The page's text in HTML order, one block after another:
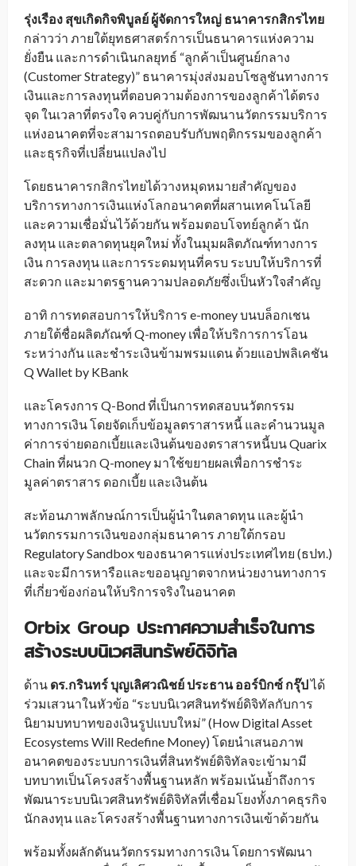
รุ่งเรือง สุขเกิดกิจพิบูลย์ ผู้จัดการใหญ่ ธนาคารกสิกรไทย
กล่าวว่า ภายใต้ยุทธศาสตร์การเป็นธนาคารแห่งความ
ยั่งยืน และการดำเนินกลยุทธ์ “ลูกค้าเป็นศูนย์กลาง
(Customer Strategy)” ธนาคารมุ่งส่งมอบโซลูชันทางการ
เงินและการลงทุนที่ตอบความต้องการของลูกค้าได้ตรง
จุด ในเวลาที่ตรงใจ ควบคู่กับการพัฒนานวัตกรรมบริการ
แห่งอนาคตที่จะสามารถตอบรับกับพฤติกรรมของลูกค้า
และธุรกิจที่เปลี่ยนแปลงไป
โดยธนาคารกสิกรไทยได้วางหมุดหมายสำคัญของ
บริการทางการเงินแห่งโลกอนาคตที่ผสานเทคโนโลยี
และความเชื่อมั่นไว้ด้วยกัน พร้อมตอบโจทย์ลูกค้า นัก
ลงทุน และตลาดทุนยุคใหม่ ทั้งในมุมผลิตภัณฑ์ทางการ
เงิน การลงทุน และการระดมทุนที่ครบ ระบบให้บริการที่
สะดวก และมาตรฐานความปลอดภัยซึ่งเป็นหัวใจสำคัญ
อาทิ การทดสอบการให้บริการ e-money บนบล็อกเชน
ภายใต้ชื่อผลิตภัณฑ์ Q-money เพื่อให้บริการการโอน
ระหว่างกัน และชำระเงินข้ามพรมแดน ด้วยแอปพลิเคชัน
Q Wallet by KBank
และโครงการ Q-Bond ที่เป็นการทดสอบนวัตกรรม
ทางการเงิน โดยจัดเก็บข้อมูลตราสารหนี้ และคำนวนมูล
ค่าการจ่ายดอกเบี้ยและเงินต้นของตราสารหนี้บน Quarix
Chain ที่ผนวก Q-money มาใช้ขยายผลเพื่อการชำระ
มูลค่าตราสาร ดอกเบี้ย และเงินต้น
สะท้อนภาพลักษณ์การเป็นผู้นำในตลาดทุน และผู้นำ
นวัตกรรมการเงินของกลุ่มธนาคาร ภายใต้กรอบ
Regulatory Sandbox ของธนาคารแห่งประเทศไทย (ธปท.)
และจะมีการหารือและขออนุญาตจากหน่วยงานทางการ
ที่เกี่ยวข้องก่อนให้บริการจริงในอนาคต
Orbix Group ประกาศความสำเร็จในการ
สร้างระบบนิเวศสินทรัพย์ดิจิทัล
ด้าน ดร.กรินทร์ บุญเลิศวณิชย์ ประธาน ออร์บิกซ์ กรุ๊ปได้
ร่วมเสวนาในหัวข้อ “ระบบนิเวศสินทรัพย์ดิจิทัลกับการ
นิยามบทบาทของเงินรูปแบบใหม่” (How Digital Asset
Ecosystems Will Redefine Money) โดยนำเสนอภาพ
อนาคตของระบบการเงินที่สินทรัพย์ดิจิทัลจะเข้ามามี
บทบาทเป็นโครงสร้างพื้นฐานหลัก พร้อมเน้นย้ำถึงการ
พัฒนาระบบนิเวศสินทรัพย์ดิจิทัลที่เชื่อมโยงทั้งภาคธุรกิจ
นักลงทุน และโครงสร้างพื้นฐานทางการเงินเข้าด้วยกัน
พร้อมทั้งผลักดันนวัตกรรมทางการเงิน โดยการพัฒนา